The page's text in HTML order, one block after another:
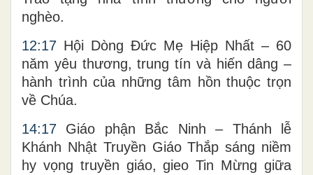
nghèo.
12:17 Hội Dòng Đức Mẹ Hiệp Nhất – 60
năm yêu thương, trung tín và hiến dâng –
hành trình của những tâm hồn thuộc trọn
về Chúa.
14:17 Giáo phận Bắc Ninh – Thánh lễ
Khánh Nhật Truyền Giáo Thắp sáng niềm
hy vọng truyền giáo, gieo Tin Mừng giữa